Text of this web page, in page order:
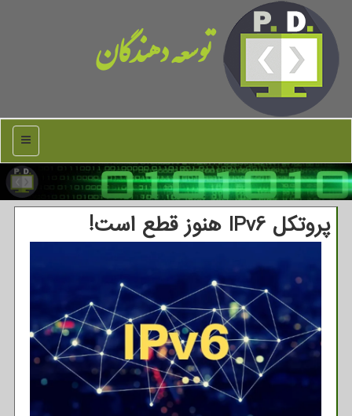
توسعه دهندگان
منو
پروتکل IPv6 هنوز قطع است!